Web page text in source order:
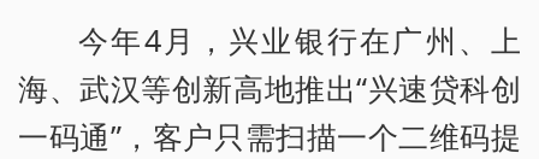
今年4月，兴业银行在广州、上
海、武汉等创新高地推出“兴速贷科创
一码通”，客户只需扫描一个二维码提